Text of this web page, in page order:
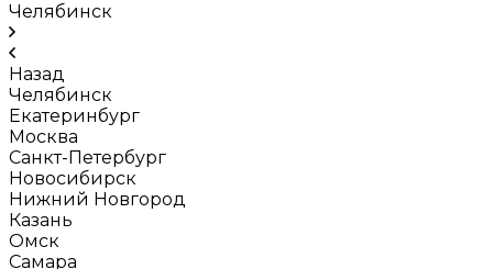
Челябинск
Назад
Челябинск
Екатеринбург
Москва
Санкт-Петербург
Новосибирск
Нижний Новгород
Казань
Омск
Самара